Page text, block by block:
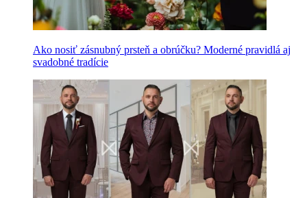
Ako nosiť zásnubný prsteň a obrúčku? Moderné pravidlá aj
svadobné tradície